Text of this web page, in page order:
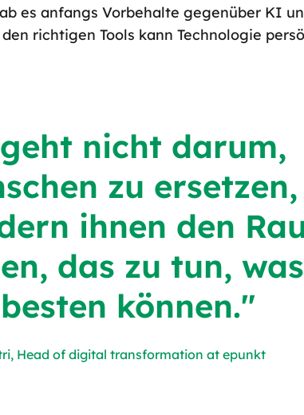
es anfangs Vorbehalte gegenüber KI
richtigen Tools kann Technologie
nicht darum,
zu ersetzen,
ihnen den
das zu tun,
können."
Head of digital transformation at epunkt